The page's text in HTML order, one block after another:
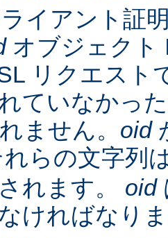
イアント証
オブジェクト
リクエスト
ていなかっ
ません。 oid
れらの文字列
れます。 oid
ければなり